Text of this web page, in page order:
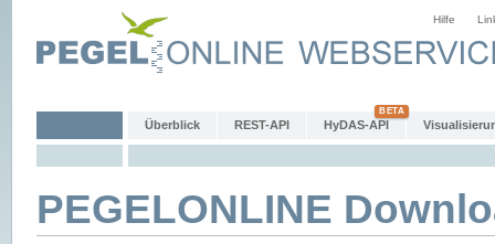
Hilfe
Überblick REST-API HyDAS-API
PEGELONLINE